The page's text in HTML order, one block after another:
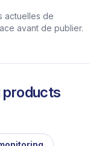
actuelles de
avant de publier.
products